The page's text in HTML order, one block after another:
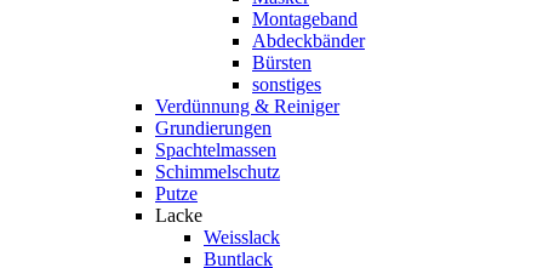
Montageband
Abdeckbänder
Bürsten
sonstiges
Verdünnung & Reiniger
Grundierungen
Spachtelmassen
Schimmelschutz
Putze
Lacke
Weisslack
Buntlack